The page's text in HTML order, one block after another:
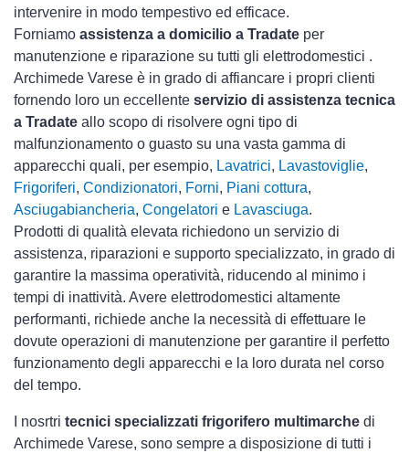
intervenire in modo tempestivo ed efficace.
Forniamo assistenza a domicilio a Tradate per
manutenzione e riparazione su tutti gli elettrodomestici .
Archimede Varese è in grado di affiancare i propri clienti
fornendo loro un eccellente servizio di assistenza tecnica
a Tradate allo scopo di risolvere ogni tipo di
malfunzionamento o guasto su una vasta gamma di
apparecchi quali, per esempio, Lavatrici, Lavastoviglie,
Frigoriferi, Condizionatori, Forni, Piani cottura,
Asciugabiancheria, Congelatori e Lavasciuga.
Prodotti di qualità elevata richiedono un servizio di
assistenza, riparazioni e supporto specializzato, in grado di
garantire la massima operatività, riducendo al minimo i
tempi di inattività. Avere elettrodomestici altamente
performanti, richiede anche la necessità di effettuare le
dovute operazioni di manutenzione per garantire il perfetto
funzionamento degli apparecchi e la loro durata nel corso
del tempo.
I nosrtri tecnici specializzati frigorifero multimarche di
Archimede Varese, sono sempre a disposizione di tutti i